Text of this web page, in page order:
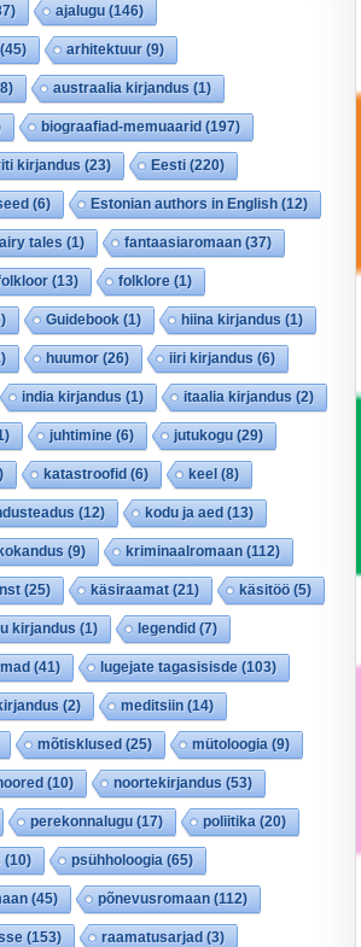
ajalugu (146)
(45) arhitektuur(9)
austraalia kirjandus (1)
biograafiad-memuaarid (197)
kirjandus (23) Eesti (220)
(6) Estonian authors in English (12)
tales (1) fantaasiaromaan (37)
(13) folklore (1)
Guidebook (1) hiina kirjandus (1)
huumor(26) iiri kirjandus (6)
india kirjandus (1) itaalia kirjandus (2)
juhtimine (6) jutukogu (29)
katastroofid (6) keel (8)
(12) kodu ja aed (13)
(9) kriminaalromaan (112)
(25) käsiraamat(21) käsitöö (5)
kirjandus (1) legendid (7)
(41) lugejate tagasisisde (103)
(2) meditsiin (14)
mõtisklused (25) mütoloogia (9)
(10) noortekirjandus (53)
perekonnalugu (17) poliitika (20)
(10) psühholoogia (65)
(45) põnevusromaan (112)
(153) raamatusarjad (3)